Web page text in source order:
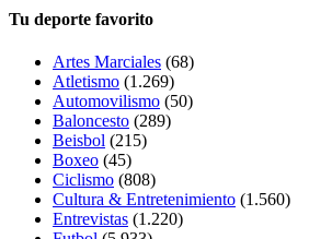
Tu deporte favorito
Artes Marciales (68)
Atletismo (1.269)
Automovilismo (50)
Baloncesto (289)
Beisbol (215)
Boxeo (45)
Ciclismo (808)
Cultura & Entretenimiento (1.560)
Entrevistas (1.220)